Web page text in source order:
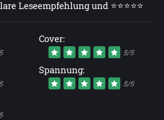
Leseempfehlung und ⭐⭐⭐⭐⭐
Cover:
5/5
Spannung:
5/5